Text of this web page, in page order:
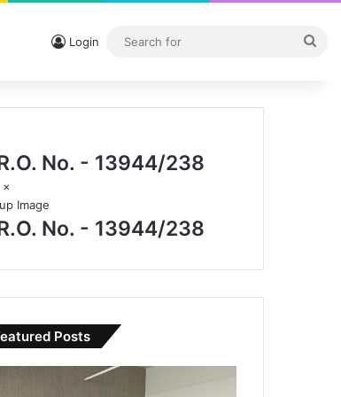
Login
No. - 13944/238
×
No. - 13944/238
Posts